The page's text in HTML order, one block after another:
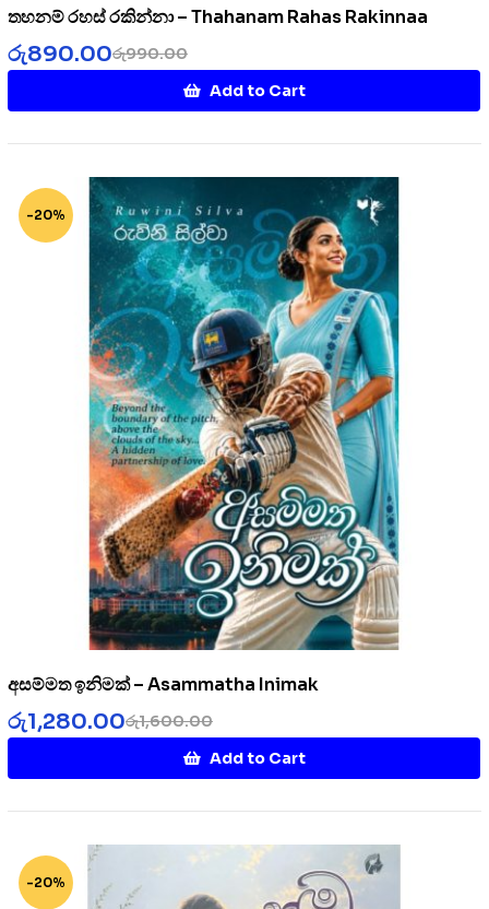
තහනම් රහස් රකින්නා – Thahanam Rahas Rakinnaa
රු990.00
රු890.00
Add to Cart
-20%
අසම්මත ඉනිමක් – Asammatha Inimak
රු1,600.00
රු1,280.00
Add to Cart
-20%